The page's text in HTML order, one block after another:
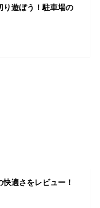
り遊ぼう！駐車場の
適さをレビュー！